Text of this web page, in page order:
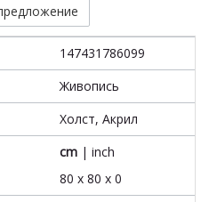
147431786099
Живопись
Холст, Акрил
cm | inch
80 x 80 x 0